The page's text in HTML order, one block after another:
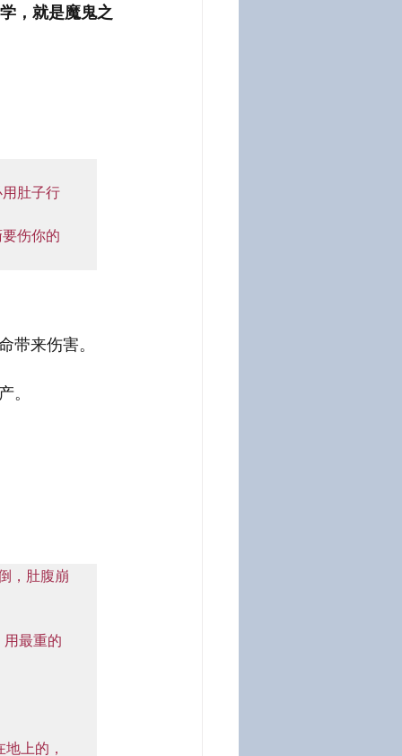
，就是魔鬼之
肚子行
伤你的
带来伤害。
。
，肚腹崩
最重的
上的，